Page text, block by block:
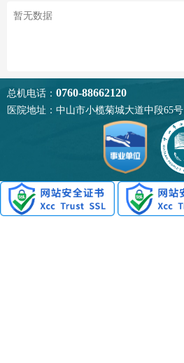
暂无数据
总机电话： 0760-88662120
医院地址：中山市小榄菊城大道中段65号